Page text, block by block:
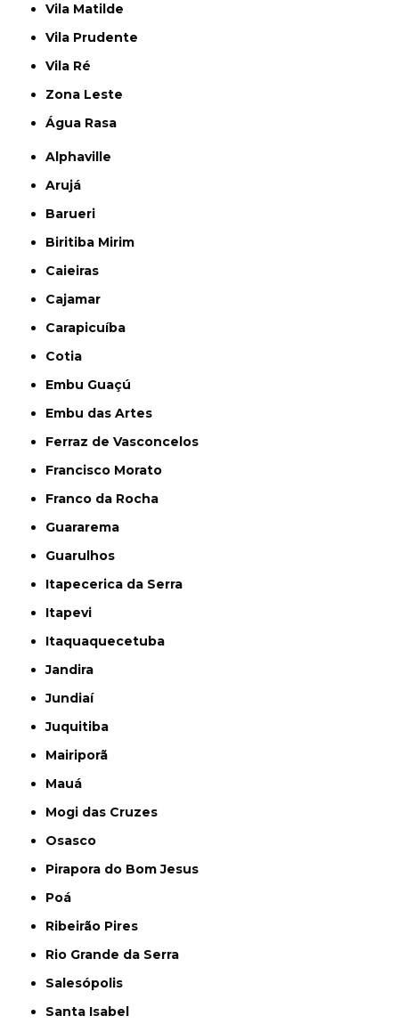
Vila Matilde
Vila Prudente
Vila Ré
Zona Leste
Água Rasa
Alphaville
Arujá
Barueri
Biritiba Mirim
Caieiras
Cajamar
Carapicuíba
Cotia
Embu Guaçú
Embu das Artes
Ferraz de Vasconcelos
Francisco Morato
Franco da Rocha
Guararema
Guarulhos
Itapecerica da Serra
Itapevi
Itaquaquecetuba
Jandira
Jundiaí
Juquitiba
Mairiporã
Mauá
Mogi das Cruzes
Osasco
Pirapora do Bom Jesus
Poá
Ribeirão Pires
Rio Grande da Serra
Salesópolis
Santa Isabel